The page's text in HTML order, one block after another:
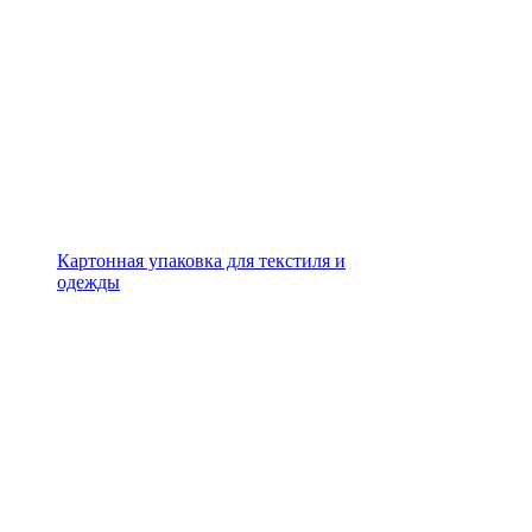
Картонная упаковка для текстиля и
одежды